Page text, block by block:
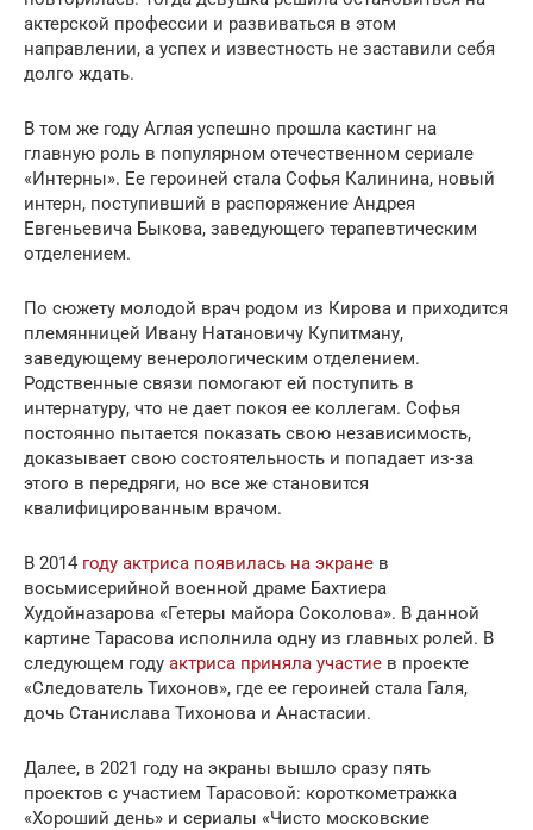
актерской профессии и развиваться в этом
направлении, а успех и известность не заставили себя
долго ждать.
В том же году Аглая успешно прошла кастинг на
главную роль в популярном отечественном сериале
«Интерны». Ее героиней стала Софья Калинина, новый
интерн, поступивший в распоряжение Андрея
Евгеньевича Быкова, заведующего терапевтическим
отделением.
По сюжету молодой врач родом из Кирова и приходится
племянницей Ивану Натановичу Купитману,
заведующему венерологическим отделением.
Родственные связи помогают ей поступить в
интернатуру, что не дает покоя ее коллегам. Софья
постоянно пытается показать свою независимость,
доказывает свою состоятельность и попадает из-за
этого в передряги, но все же становится
квалифицированным врачом.
В 2014 году актриса появилась на экране в
восьмисерийной военной драме Бахтиера
Худойназарова «Гетеры майора Соколова». В данной
картине Тарасова исполнила одну из главных ролей. В
следующем году актриса приняла участие в проекте
«Следователь Тихонов», где ее героиней стала Галя,
дочь Станислава Тихонова и Анастасии.
Далее, в 2021 году на экраны вышло сразу пять
проектов с участием Тарасовой: короткометражка
«Хороший день» и сериалы «Чисто московские